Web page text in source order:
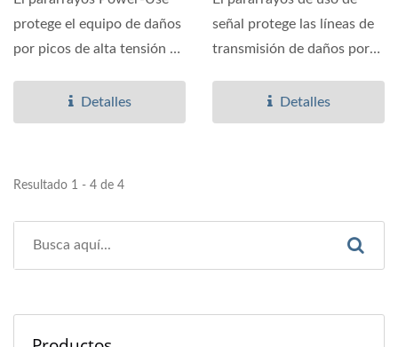
protege el equipo de daños
por picos de alta tensión de
Detalles
señal protege las líneas de
transmisión de daños por
Detalles
Resultado 1 - 4 de 4